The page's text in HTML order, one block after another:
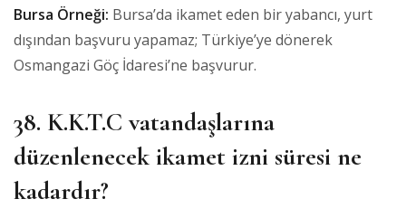
Bursa Örneği: Bursa’da ikamet eden bir yabancı, yurt
dışından başvuru yapamaz; Türkiye’ye dönerek
Osmangazi Göç İdaresi’ne başvurur.
38. K.K.T.C vatandaşlarına
düzenlenecek ikamet izni süresi ne
kadardır?